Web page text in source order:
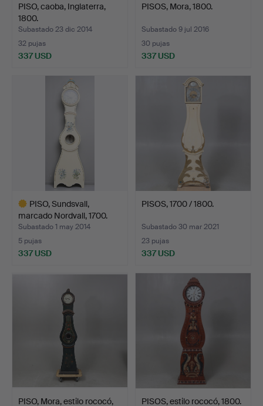
PISO, caoba, Inglaterra,
1800.
Subastado 23 dic 2014
32 pujas
337 USD
PISOS, Mora, 1800.
Subastado 9 jul 2016
30 pujas
337 USD
PISO, Sundsvall,
marcado Nordvall, 1700.
Subastado 1 may 2014
5 pujas
337 USD
PISOS, 1700 / 1800.
Subastado 30 mar 2021
23 pujas
337 USD
PISO, Mora, estilo rococó,
PISOS, estilo rococó, 1800.